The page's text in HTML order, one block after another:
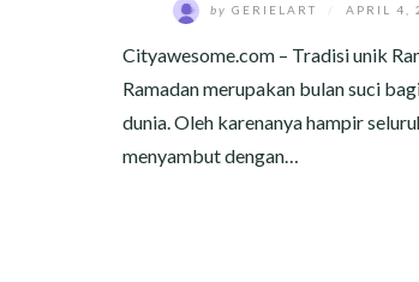
by GERIELART APRIL 4,
Cityawesome.com – Tradisi unik
Ramadan merupakan bulan suci
dunia. Oleh karenanya hampir
menyambut dengan…